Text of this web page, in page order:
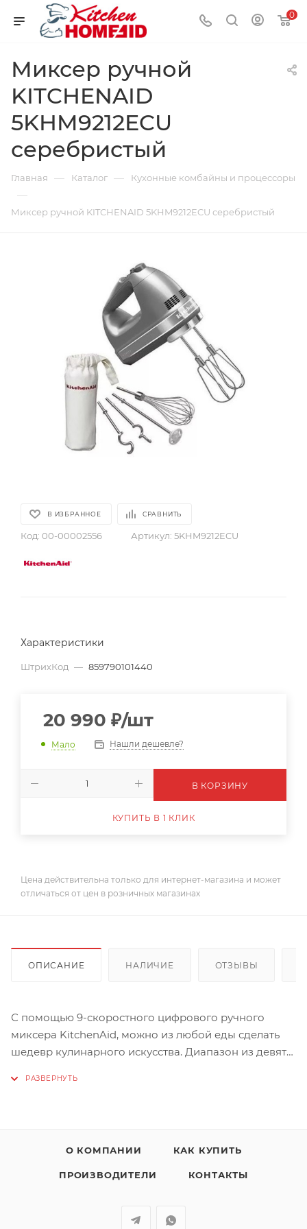
0
Миксер ручной
KITCHENAID
5KHM9212ECU
серебристый
Главная — Каталог — Кухонные комбайны и процессоры
—
Миксер ручной KITCHENAID 5KHM9212ECU серебристый
В ИЗБРАННОЕ СРАВНИТЬ
Код: 00-00002556 Артикул: 5KHM9212ECU
Характеристики
ШтрихКод — 859790101440
20 990 ₽/шт
Мало Нашли дешевле?
В КОРЗИНУ
КУПИТЬ В 1 КЛИК
Цена действительна только для интернет-магазина и может
отличаться от цен в розничных магазинах
ОПИСАНИЕ НАЛИЧИЕ ОТЗЫВЫ
С помощью 9-скоростного цифрового ручного
миксера KitchenAid, можно из любой еды сделать
шедевр кулинарного искусства. Диапазон из девяти
скорости подходят для идеального взбивания
яичных белков. Цифровой ручной миксер –
справляется с высокой нагрузкой без лишнего
О КОМПАНИИ КАК КУПИТЬ
ПРОИЗВОДИТЕЛИ КОНТАКТЫ